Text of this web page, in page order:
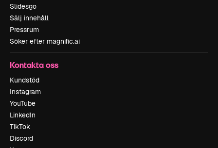
Slidesgo
Sälj innehåll
Pressrum
Söker efter magnific.ai
Kontakta oss
Kundstöd
Instagram
YouTube
LinkedIn
TikTok
Discord